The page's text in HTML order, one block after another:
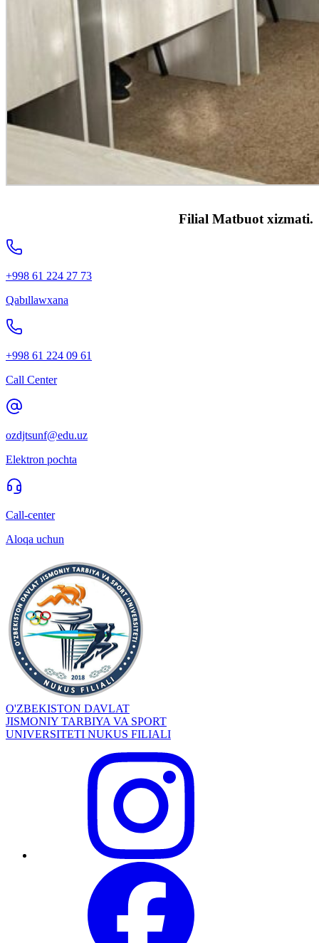
Filial Matbuot xizmati.
+998 61 224 27 73
Qabıllawxana
+998 61 224 09 61
Call Center
ozdjtsunf@edu.uz
Elektron pochta
Call-center
Aloqa uchun
O'ZBEKISTON DAVLAT
JISMONIY TARBIYA VA SPORT
UNIVERSITETI NUKUS FILIALI